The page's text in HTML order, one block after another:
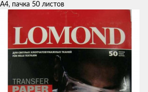
А4, пачка 50 листов